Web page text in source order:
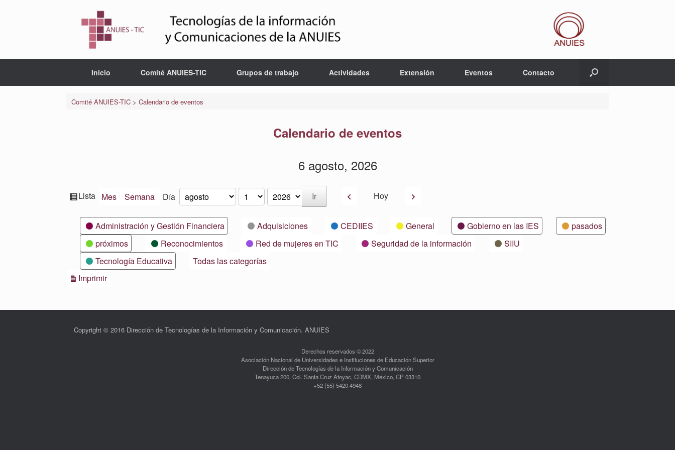
Inicio Comité ANUIES-TIC Grupos de trabajo Actividades Extensión Eventos Contacto
Comité ANUIES-TIC> Calendario de eventos
Calendario de eventos
6 agosto, 2026
Ver
Lista Mes Semana Día Mes
Día
Año AnteriorHoy Siguiente
CategoríasAdministración y Gestión Financiera Adquisiciones CEDIIES General Gobierno en las IES
pasados
próximos
Reconocimientos Red de mujeres en TIC Seguridad de la información
SIIU
Tecnología Educativa
Todas las categorías
ImprimirVistas
Copyright © 2016 Dirección de Tecnologías de la Información y Comunicación. ANUIES
Derechos reservados © 2022
Asociación Nacional de Universidades e Instituciones de Educación Superior
Dirección de Tecnologías de la Información y Comunicación
Tenayuca 200, Col. Santa Cruz Atoyac, CDMX, México, CP 03310
+52 (55) 5420 4948